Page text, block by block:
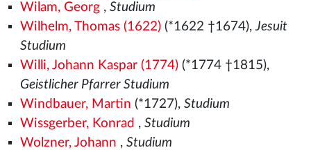
Wilam, Georg, Studium
Wilhelm, Thomas (1622)(*1622 †1674),Jesuit
Studium
Willi, Johann Kaspar (1774)(*1774 †1815),
Geistlicher Pfarrer Studium
Windbauer, Martin (*1727), Studium
Wissgerber, Konrad , Studium
Wolzner, Johann , Studium